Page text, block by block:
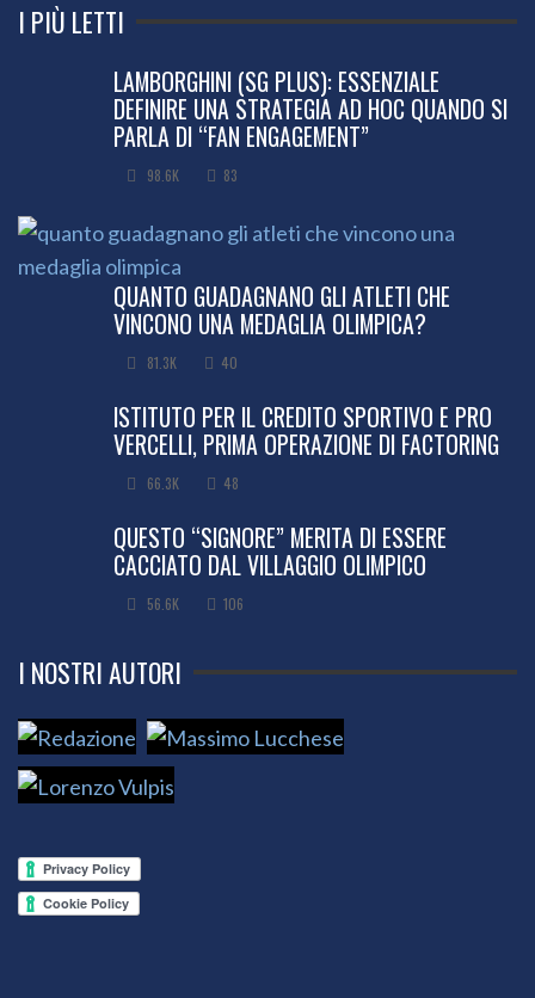
I PIÙ LETTI
LAMBORGHINI (SG PLUS): ESSENZIALE
DEFINIRE UNA STRATEGIA AD HOC QUANDO SI
PARLA DI “FAN ENGAGEMENT”
98.6K 83
QUANTO GUADAGNANO GLI ATLETI CHE
VINCONO UNA MEDAGLIA OLIMPICA?
81.3K 40
ISTITUTO PER IL CREDITO SPORTIVO E PRO
VERCELLI, PRIMA OPERAZIONE DI FACTORING
66.3K 48
QUESTO “SIGNORE” MERITA DI ESSERE
CACCIATO DAL VILLAGGIO OLIMPICO
56.6K 106
I NOSTRI AUTORI